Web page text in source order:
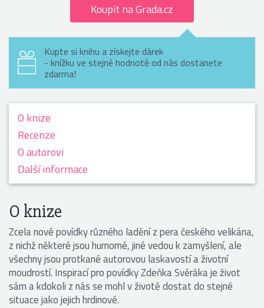
Koupit na Grada.cz
Kupte si knihu a získejte dárek
- knížku ve stejné hodnotě od nás dostanete
zdarma!
O knize
Recenze
O autorovi
Další informace
O knize
Zcela nové povídky různého ladění z pera českého velikána,
z nichž některé jsou humorné, jiné vedou k zamyšlení, ale
všechny jsou protkané autorovou laskavostí a životní
moudrostí. Inspirací pro povídky Zdeňka Svěráka je život
sám a kdokoli z nás se mohl v životě dostat do stejné
situace jako jejich hrdinové.